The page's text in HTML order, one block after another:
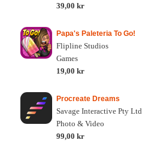
39,00 kr
Papa's Paleteria To Go!
Flipline Studios
Games
19,00 kr
Procreate Dreams
Savage Interactive Pty Ltd
Photo & Video
99,00 kr